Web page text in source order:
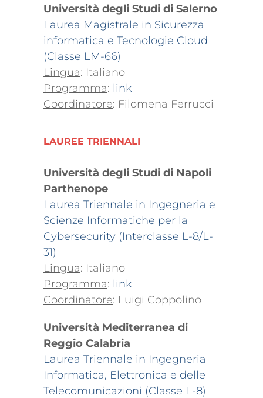
Università degli Studi di Salerno
Laurea Magistrale in Sicurezza
informatica e Tecnologie Cloud
(Classe LM-66)
Lingua: Italiano
Programma: link
Coordinatore: Filomena Ferrucci
LAUREE TRIENNALI
Università degli Studi di Napoli
Parthenope
Laurea Triennale in Ingegneria e
Scienze Informatiche per la
Cybersecurity (Interclasse L-8/L-
31)
Lingua: Italiano
Programma: link
Coordinatore: Luigi Coppolino
Università Mediterranea di
Reggio Calabria
Laurea Triennale in Ingegneria
Informatica, Elettronica e delle
Telecomunicazioni (Classe L-8)